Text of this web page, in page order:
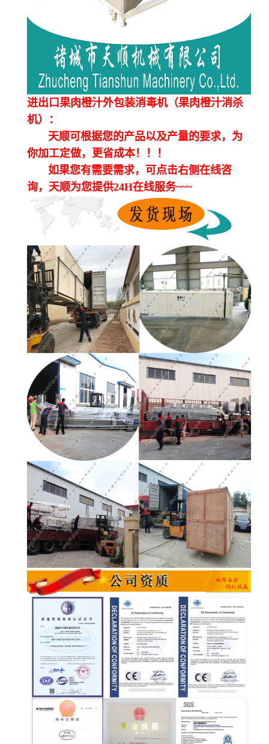
进出口果肉橙汁外包装消毒机（果肉橙汁消杀
机）：
天顺可根据您的产品以及产量的要求，为
你加工定做，更省成本！！！
如果您有需要需求，可点击右侧在线咨
询，天顺为您提供24H在线服务~~~